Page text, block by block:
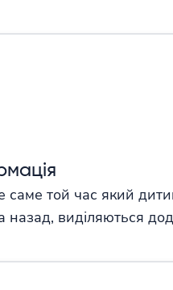
саме той час який
виділяються